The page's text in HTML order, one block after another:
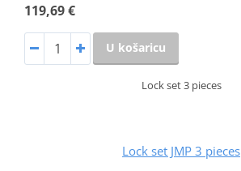
119,69 €
U košaricu
Lock set 3 pieces
Lock set JMP 3 pieces